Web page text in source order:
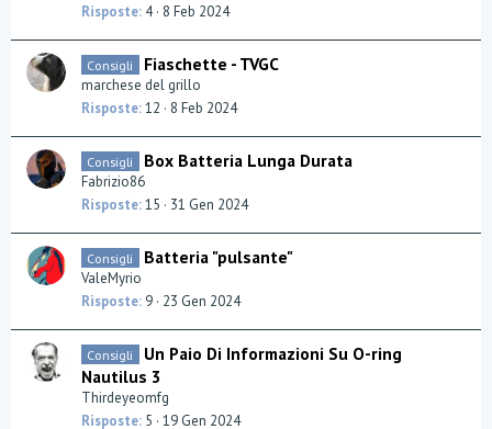
Risposte 4 8 Feb 2024
Consigli Fiaschette - TVGC
marchese del grillo
Risposte 12 8 Feb 2024
Consigli Box Batteria Lunga Durata
Fabrizio86
Risposte 15 31 Gen 2024
Consigli Batteria "pulsante"
ValeMyrio
Risposte 9 23 Gen 2024
Consigli
Un Paio Di Informazioni Su O-ring
Nautilus 3
Thirdeyeomfg
Risposte 5 19 Gen 2024